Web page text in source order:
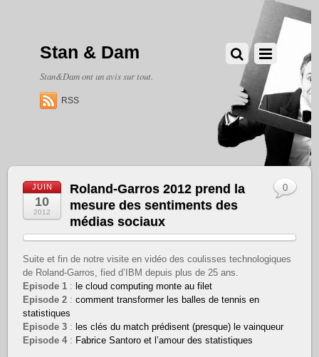
Stan & Dam
Stan&Dam ont un avis sur tout.
RSS
JUIN
10
2012
Roland-Garros 2012 prend la
mesure des sentiments des
médias sociaux
Suite et fin de notre visite en vidéo des coulisses technologiques
de Roland-Garros, fied d’IBM depuis plus de 25 ans.
Episode 1 : le cloud computing monte au filet
Episode 2 :comment transformer les balles de tennis en
statistiques
Episode 3 : les clés du match prédisent (presque) le vainqueur
Episode 4 : Fabrice Santoro et l’amour des statistiques
0